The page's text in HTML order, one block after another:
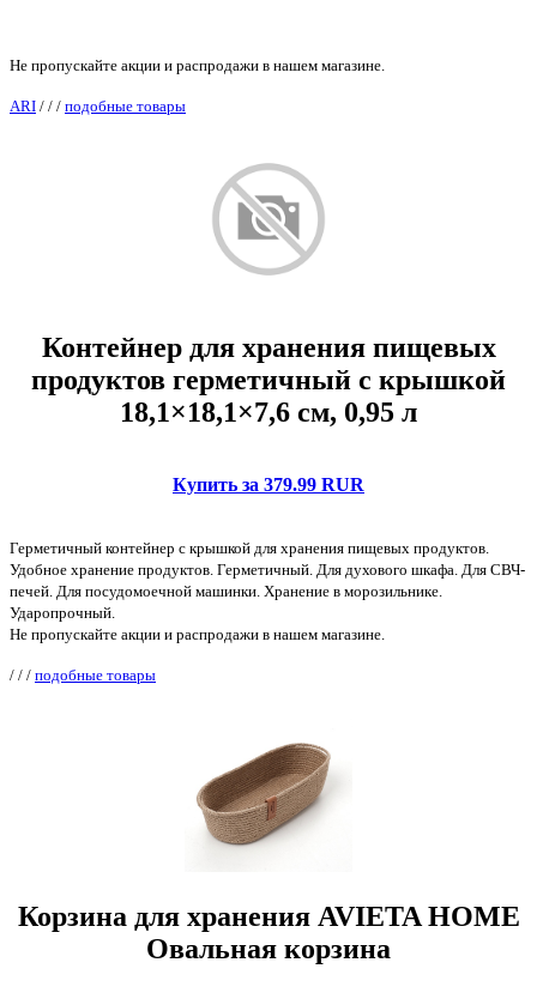
Не пропускайте акции и распродажи в нашем магазине.
ARI / / / подобные товары
Контейнер для хранения пищевых
продуктов герметичный с крышкой
18,1×18,1×7,6 см, 0,95 л
Купить за 379.99 RUR
Герметичный контейнер с крышкой для хранения пищевых продуктов.
Удобное хранение продуктов. Герметичный. Для духового шкафа. Для СВЧ-
печей. Для посудомоечной машинки. Хранение в морозильнике.
Ударопрочный.
Не пропускайте акции и распродажи в нашем магазине.
/ / / подобные товары
Корзина для хранения AVIETA HOME
Овальная корзина